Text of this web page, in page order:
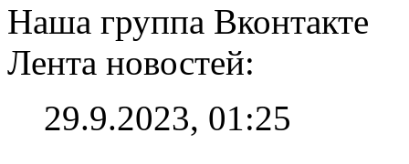
Наша группа Вконтакте
Лента новостей:
29.9.2023, 01:25